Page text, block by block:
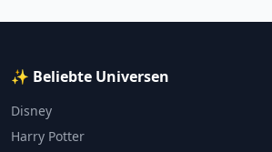
✨ Beliebte Universen
Disney
Harry Potter